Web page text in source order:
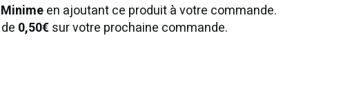
en ajoutant ce produit à votre commande.
0,50€sur votre prochaine commande.